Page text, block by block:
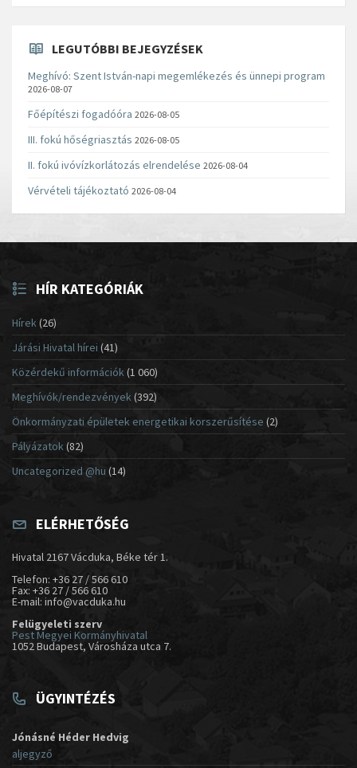
LEGUTÓBBI BEJEGYZÉSEK
Meghívó: Szent István-napi megemlékezés és ünnepi program
2026-08-07
Főépítészi fogadóóra 2026-08-05
III. fokú hőségriasztás 2026-08-05
II. fokú ivóvízkorlátozás elrendelése 2026-08-04
Vérvételi tájékoztató 2026-08-04
HÍR KATEGÓRIÁK
Hírek(26)
Járási Hivatal hírei (41)
Közérdekű információk(1 060)
Meghívók/rendezvények (392)
Önkormányzati épületek energetikai korszerűsítése (2)
Pályázatok (82)
Uncategorized @hu (14)
ELÉRHETŐSÉG
Hivatal 2167 Vácduka, Béke tér 1.
Telefon: +36 27 / 566 610
Fax: +36 27 / 566 610
E-mail: info@vacduka.hu
Felügyeleti szerv
Pest Megyei Kormányhivatal
1052 Budapest, Városháza utca 7.
ÜGYINTÉZÉS
Jónásné Héder Hedvig
aljegyző